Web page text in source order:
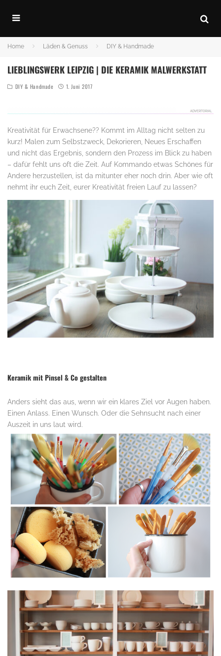
Home Läden & Genuss DIY & Handmade
LIEBLINGSWERK LEIPZIG | DIE KERAMIK MALWERKSTATT
DIY & Handmade 1. Juni 2017
Kreativität für Erwachsene?? Kommt im Alltag nicht selten zu
kurz! Malen zum Selbstzweck, Dekorieren, Neues Erschaffen
und nicht das Ergebnis, sondern den Prozess im Blick zu haben
– dafür fehlt uns oft die Zeit. Auf Kommando etwas Schönes für
Andere herzustellen, ist da mitunter eher noch drin. Aber wie oft
nehmt ihr euch Zeit, eurer Kreativität freien Lauf zu lassen?
Keramik mit Pinsel & Co gestalten
Anders sieht das aus, wenn wir ein klares Ziel vor Augen haben.
Einen Anlass. Einen Wunsch. Oder die Sehnsucht nach einer
Auszeit in uns laut wird.